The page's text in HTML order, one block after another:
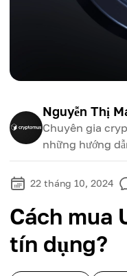
Nguyễn Thị
Chuyên gia
những hướng
22 tháng 10, 2024
Cách mua
tín dụng?